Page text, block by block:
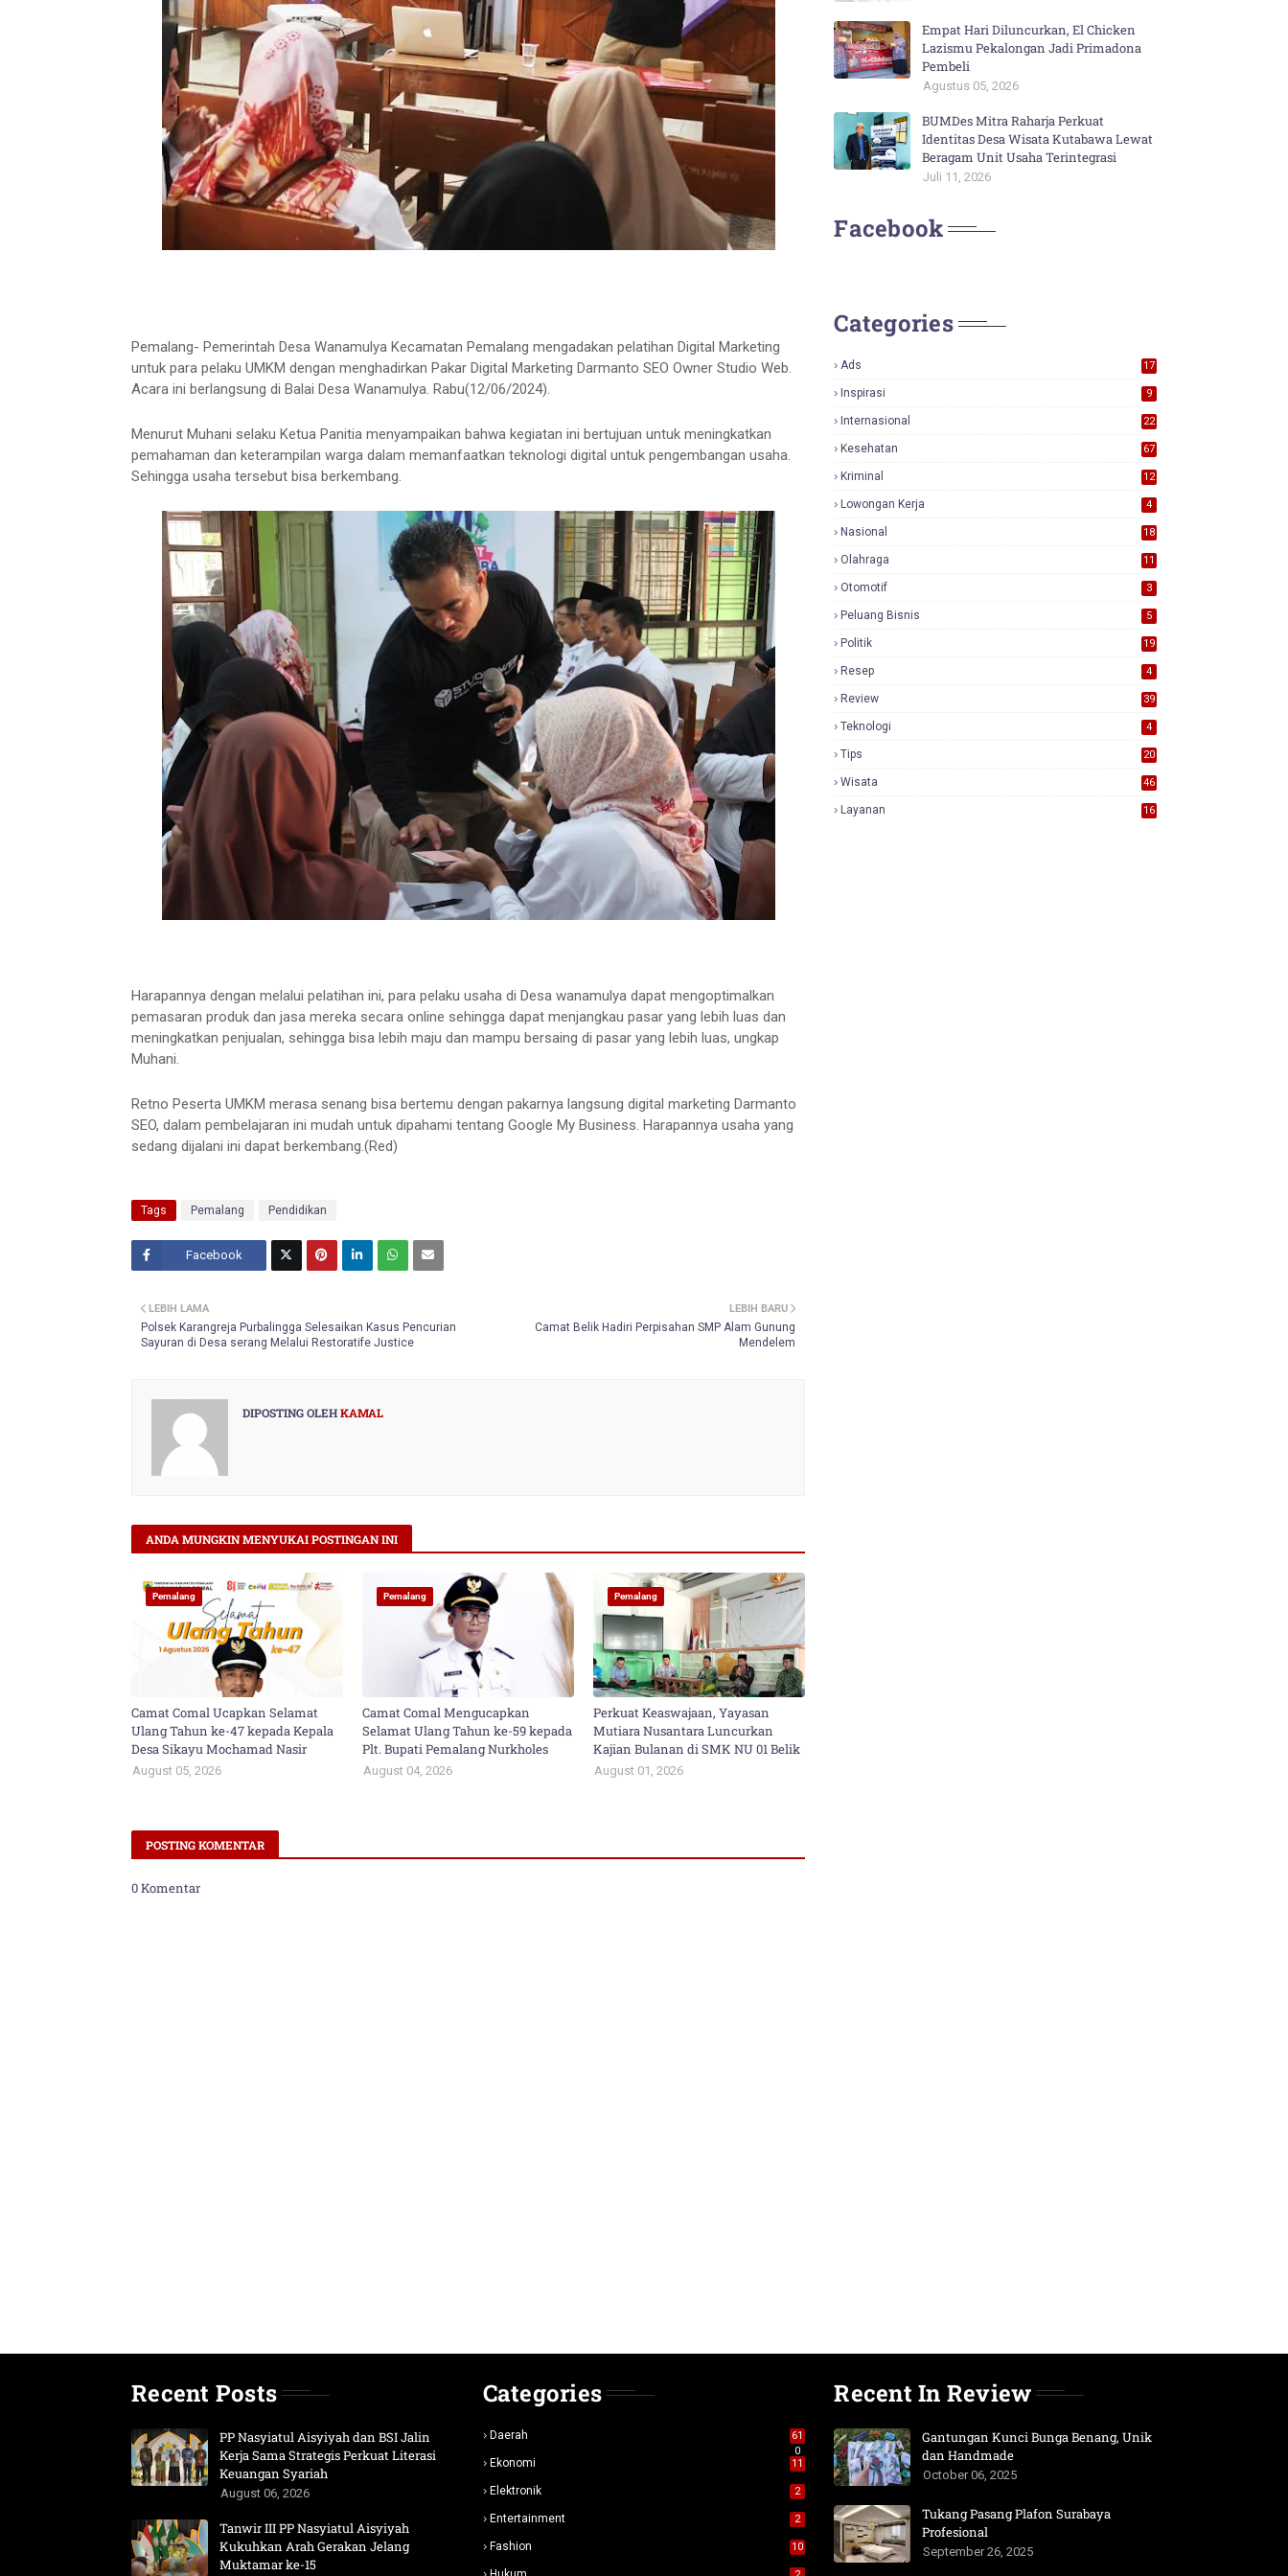
Pemalang- Pemerintah Desa Wanamulya Kecamatan Pemalang mengadakan pelatihan Digital Marketing
untuk para pelaku UMKM dengan menghadirkan Pakar Digital Marketing Darmanto SEO Owner Studio Web.
Acara ini berlangsung di Balai Desa Wanamulya. Rabu(12/06/2024).
Menurut Muhani selaku Ketua Panitia menyampaikan bahwa kegiatan ini bertujuan untuk meningkatkan
pemahaman dan keterampilan warga dalam memanfaatkan teknologi digital untuk pengembangan usaha.
Sehingga usaha tersebut bisa berkembang.
Harapannya dengan melalui pelatihan ini, para pelaku usaha di Desa wanamulya dapat mengoptimalkan
pemasaran produk dan jasa mereka secara online sehingga dapat menjangkau pasar yang lebih luas dan
meningkatkan penjualan, sehingga bisa lebih maju dan mampu bersaing di pasar yang lebih luas, ungkap
Muhani.
Retno Peserta UMKM merasa senang bisa bertemu dengan pakarnya langsung digital marketing Darmanto
SEO, dalam pembelajaran ini mudah untuk dipahami tentang Google My Business. Harapannya usaha yang
sedang dijalani ini dapat berkembang.(Red)
Tags Pemalang Pendidikan
Facebook
LEBIH BARU
Camat Belik Hadiri Perpisahan SMP Alam Gunung
Mendelem
LEBIH LAMA
Polsek Karangreja Purbalingga Selesaikan Kasus Pencurian
Sayuran di Desa serang Melalui Restoratife Justice
DIPOSTING OLEHKAMAL
ANDA MUNGKIN MENYUKAI POSTINGAN INI
Pemalang
Camat Comal Ucapkan Selamat
Ulang Tahun ke-47 kepada Kepala
Desa Sikayu Mochamad Nasir
August 05, 2026
Pemalang
Camat Comal Mengucapkan
Selamat Ulang Tahun ke-59 kepada
Plt. Bupati Pemalang Nurkholes
August 04, 2026
Pemalang
Perkuat Keaswajaan, Yayasan
Mutiara Nusantara Luncurkan
Kajian Bulanan di SMK NU 01 Belik
August 01, 2026
POSTING KOMENTAR
0 Komentar
Empat Hari Diluncurkan, El Chicken
Lazismu Pekalongan Jadi Primadona
Pembeli
Agustus 05, 2026
BUMDes Mitra Raharja Perkuat
Identitas Desa Wisata Kutabawa Lewat
Beragam Unit Usaha Terintegrasi
Juli 11, 2026
Facebook
Categories
Ads
17
Inspirasi 9
Internasional 22
Kesehatan 67
Kriminal 12
Lowongan Kerja 4
Nasional
18
Olahraga 11
Otomotif 3
Peluang Bisnis 5
Politik 19
Resep 4
Review
39
Teknologi 4
Tips 20
Wisata 46
Layanan 16
Recent Posts
PP Nasyiatul Aisyiyah dan BSI Jalin
Kerja Sama Strategis Perkuat Literasi
Keuangan Syariah
August 06, 2026
Tanwir III PP Nasyiatul Aisyiyah
Kukuhkan Arah Gerakan Jelang
Muktamar ke-15
Categories
Daerah
61
0
Ekonomi 11
Elektronik 2
Entertainment 2
Fashion 10
Recent In Review
Gantungan Kunci Bunga Benang, Unik
dan Handmade
October 06, 2025
Tukang Pasang Plafon Surabaya
Profesional
September 26, 2025